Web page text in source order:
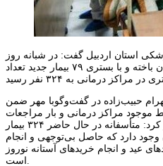
استان اردبیل گفت: در شبانه روز
گذشته ۴ نفر بر اثر ابتلا به کرونا جان باخته و با بستری ۷۹ بیمار جدید تعداد
حبیب‌زاده در گفت‌وگوبا مهر ضمن
موجود مراکز درمانی و بار مراجعات
بیماران کرونایی در اردبیل اظهار کرد: متأسفانه در حال حاضر ۳۲۴ بیمار
وجود دارد که حاصل بی‌توجهی و انجام
عید و انجام خریدهای آستانه نوروز